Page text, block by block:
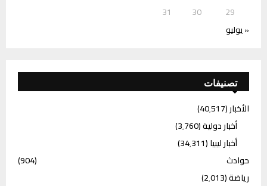
29
30
31
« يوليو
تصنيفات
الأخبار(40٬517)
أخبار دولية(3٬760)
أخبار ليبيا(34٬311)
حوادث
(904)
رياضة(2٬013)